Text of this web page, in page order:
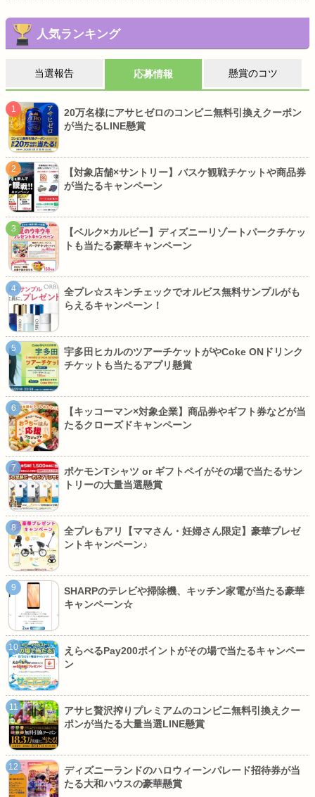
人気ランキング
当選報告 応募情報 懸賞のコツ
20万名様にアサヒゼロのコンビニ無料引換えクーポン
が当たるLINE懸賞
【対象店舗×サントリー】バスケ観戦チケットや商品券
が当たるキャンペーン
【ベルク×カルビー】ディズニーリゾートパークチケッ
トも当たる豪華キャンペーン
全プレ☆スキンチェックでオルビス無料サンプルがも
らえるキャンペーン！
宇多田ヒカルのツアーチケットがやCoke ONドリンク
チケットも当たるアプリ懸賞
【キッコーマン×対象企業】商品券やギフト券などが当
たるクローズドキャンペーン
ポケモンTシャツ or ギフトペイがその場で当たるサン
トリーの大量当選懸賞
全プレもアリ【ママさん・妊婦さん限定】豪華プレゼ
ントキャンペーン♪
SHARPのテレビや掃除機、キッチン家電が当たる豪華
キャンペーン☆
えらべるPay200ポイントがその場で当たるキャンペー
ン
アサヒ贅沢搾りプレミアムのコンビニ無料引換えクー
ポンが当たる大量当選LINE懸賞
ディズニーランドのハロウィーンパレード招待券が当
たる大和ハウスの豪華懸賞